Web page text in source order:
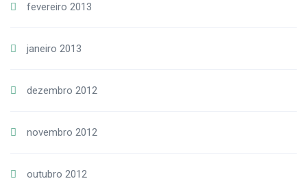
fevereiro 2013
janeiro 2013
dezembro 2012
novembro 2012
outubro 2012